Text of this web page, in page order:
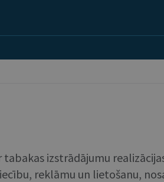
izstrādājumu
reklāmu un lietošanu,